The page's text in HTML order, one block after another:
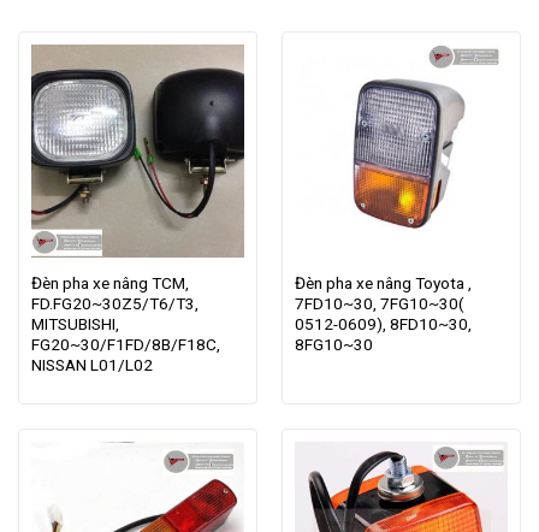
Đèn pha xe nâng TCM,
FD.FG20~30Z5/T6/T3,
MITSUBISHI,
FG20~30/F1FD/8B/F18C,
NISSAN L01/L02
Đèn pha xe nâng Toyota ,
7FD10~30, 7FG10~30(
0512-0609), 8FD10~30,
8FG10~30